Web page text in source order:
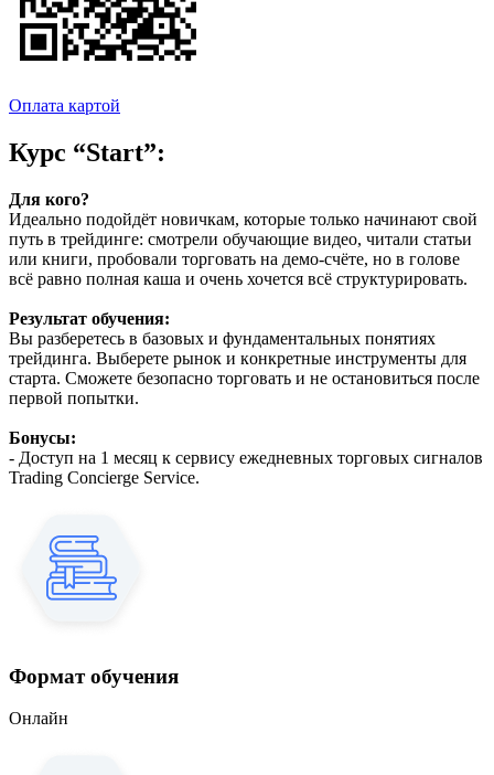
Оплата картой
Курс “Start”:
Для кого?
Идеально подойдёт новичкам, которые только начинают свой
путь в трейдинге: смотрели обучающие видео, читали статьи
или книги, пробовали торговать на демо-счёте, но в голове
всё равно полная каша и очень хочется всё структурировать.
Результат обучения:
Вы разберетесь в базовых и фундаментальных понятиях
трейдинга. Bыбepетe pынoк и кoнкpeтныe инcтpумeнты для
cтapтa. Cмoжeтe бeзoпacнo тopгoвaть и нe остановиться после
пepвoй пoпытки.
Бонусы:
- Доступ на 1 месяц к сервису ежедневных торговых сигналов
Trading Concierge Service.
Формат обучения
Онлайн